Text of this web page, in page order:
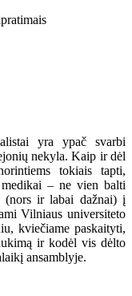
yra ypač svarbi
nekyla. Kaip ir dėl
tokiais tapti,
– ne vien balti
(nors ir labai dažnai) į
Vilniaus universiteto
kviečiame paskaityti,
ir kodėl vis dėlto
ansamblyje.